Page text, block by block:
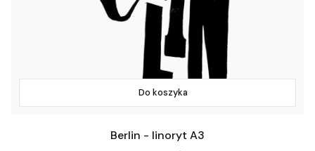
Do koszyka
Berlin - linoryt A3